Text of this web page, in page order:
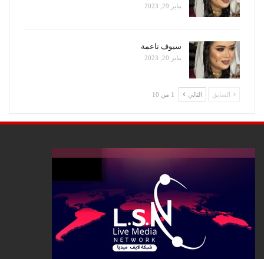
يناير 29, 2023
سيوف ناعمة
يناير 20, 2023
السابق التالي 1 من 10